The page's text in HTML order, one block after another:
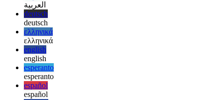
afrikaans
afrikaans
العربية
العربية
deutsch
deutsch
ελληνικά
ελληνικά
english
english
esperanto